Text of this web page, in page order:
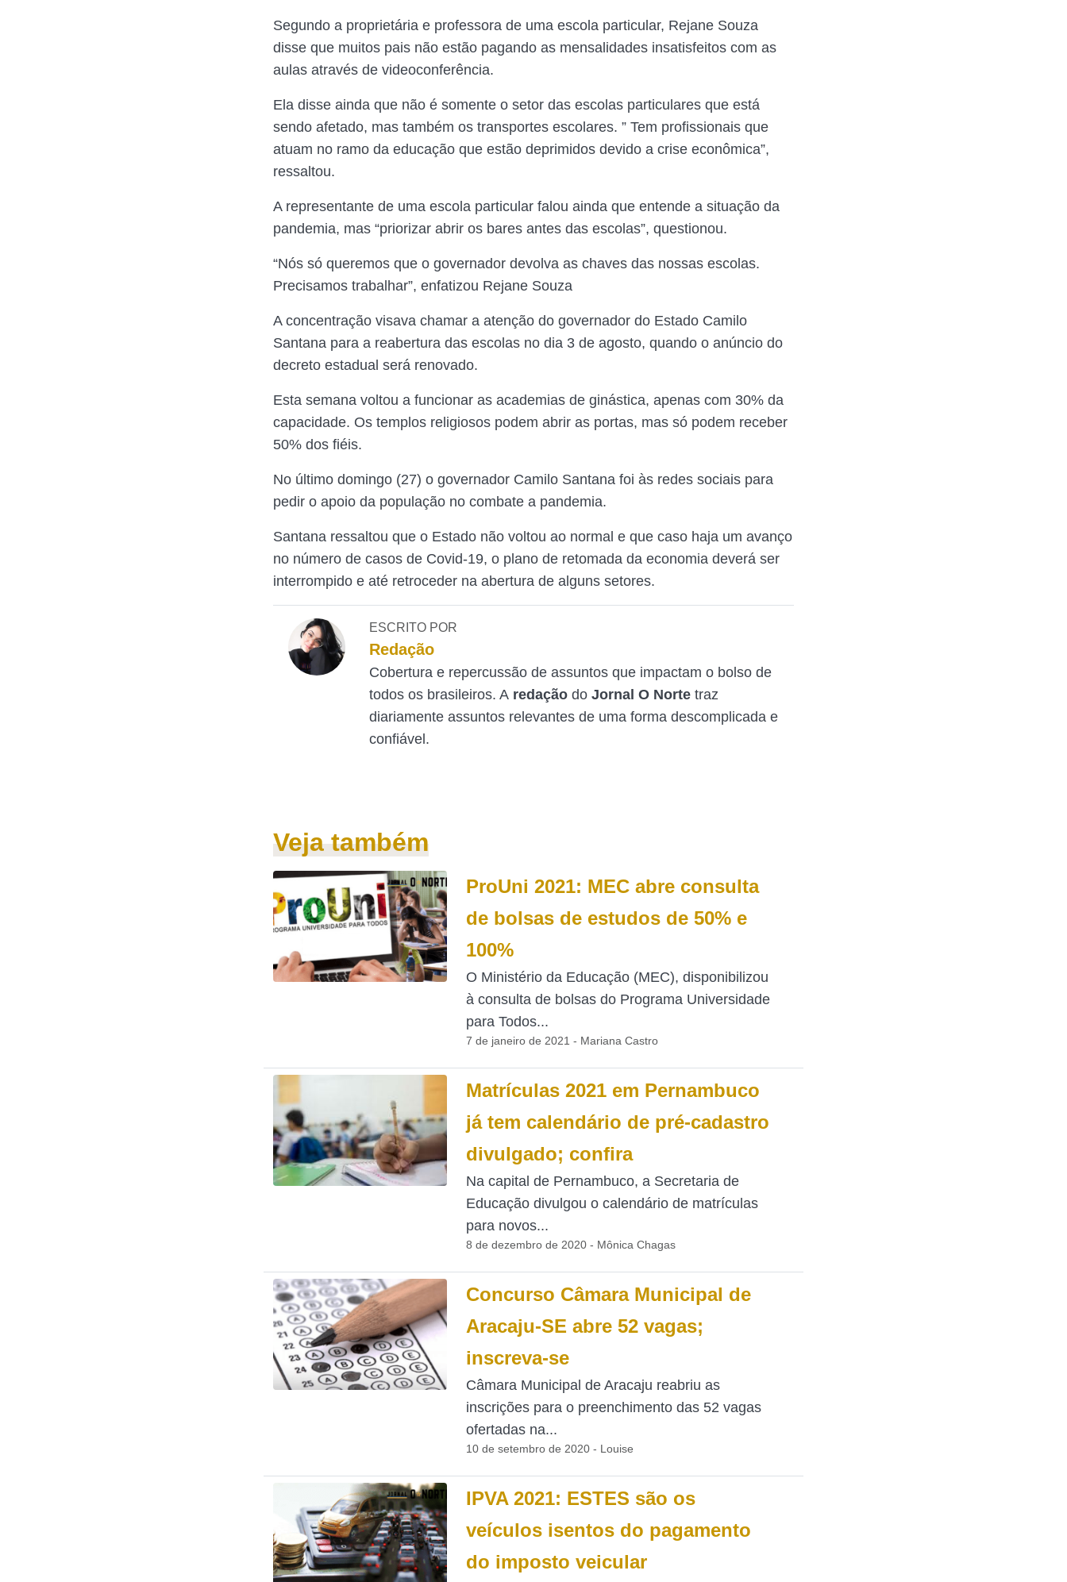
Segundo a proprietária e professora de uma escola particular, Rejane Souza
disse que muitos pais não estão pagando as mensalidades insatisfeitos com as
aulas através de videoconferência.
Ela disse ainda que não é somente o setor das escolas particulares que está
sendo afetado, mas também os transportes escolares. ” Tem profissionais que
atuam no ramo da educação que estão deprimidos devido a crise econômica”,
ressaltou.
A representante de uma escola particular falou ainda que entende a situação da
pandemia, mas “priorizar abrir os bares antes das escolas”, questionou.
“Nós só queremos que o governador devolva as chaves das nossas escolas.
Precisamos trabalhar”, enfatizou Rejane Souza
A concentração visava chamar a atenção do governador do Estado Camilo
Santana para a reabertura das escolas no dia 3 de agosto, quando o anúncio do
decreto estadual será renovado.
Esta semana voltou a funcionar as academias de ginástica, apenas com 30% da
capacidade. Os templos religiosos podem abrir as portas, mas só podem receber
50% dos fiéis.
No último domingo (27) o governador Camilo Santana foi às redes sociais para
pedir o apoio da população no combate a pandemia.
Santana ressaltou que o Estado não voltou ao normal e que caso haja um avanço
no número de casos de Covid-19, o plano de retomada da economia deverá ser
interrompido e até retroceder na abertura de alguns setores.
ESCRITO POR
Redação
Cobertura e repercussão de assuntos que impactam o bolso de
todos os brasileiros. A redaçãodoJornal O Nortetraz
diariamente assuntos relevantes de uma forma descomplicada e
confiável.
Veja também
ProUni 2021: MEC abre consulta
de bolsas de estudos de 50% e
100%
O Ministério da Educação (MEC), disponibilizou
à consulta de bolsas do Programa Universidade
para Todos...
7 de janeiro de 2021 - Mariana Castro
Matrículas 2021 em Pernambuco
já tem calendário de pré-cadastro
divulgado; confira
Na capital de Pernambuco, a Secretaria de
Educação divulgou o calendário de matrículas
para novos...
8 de dezembro de 2020 - Mônica Chagas
Concurso Câmara Municipal de
Aracaju-SE abre 52 vagas;
inscreva-se
Câmara Municipal de Aracaju reabriu as
inscrições para o preenchimento das 52 vagas
ofertadas na...
10 de setembro de 2020 - Louise
IPVA 2021: ESTES são os
veículos isentos do pagamento
do imposto veicular